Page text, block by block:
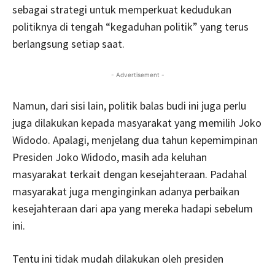
sebagai strategi untuk memperkuat kedudukan
politiknya di tengah “kegaduhan politik” yang terus
berlangsung setiap saat.
- Advertisement -
Namun, dari sisi lain, politik balas budi ini juga perlu
juga dilakukan kepada masyarakat yang memilih Joko
Widodo. Apalagi, menjelang dua tahun kepemimpinan
Presiden Joko Widodo, masih ada keluhan
masyarakat terkait dengan kesejahteraan. Padahal
masyarakat juga menginginkan adanya perbaikan
kesejahteraan dari apa yang mereka hadapi sebelum
ini.
Tentu ini tidak mudah dilakukan oleh presiden